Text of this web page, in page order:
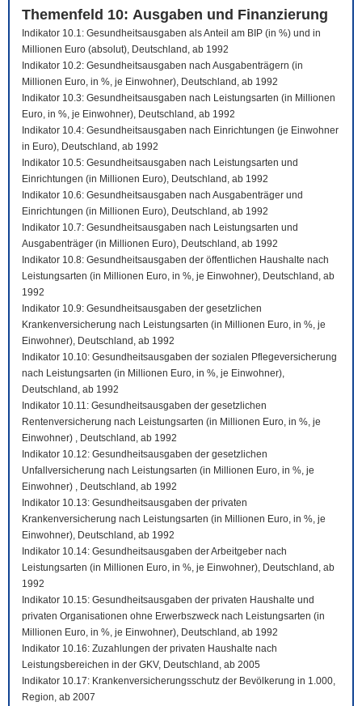
Themenfeld 10: Ausgaben und Finanzierung
Indikator 10.1: Gesundheitsausgaben als Anteil am BIP (in %) und in
Millionen Euro (absolut), Deutschland, ab 1992
Indikator 10.2: Gesundheitsausgaben nach Ausgabenträgern (in
Millionen Euro, in %, je Einwohner), Deutschland, ab 1992
Indikator 10.3: Gesundheitsausgaben nach Leistungsarten (in Millionen
Euro, in %, je Einwohner), Deutschland, ab 1992
Indikator 10.4: Gesundheitsausgaben nach Einrichtungen (je Einwohner
in Euro), Deutschland, ab 1992
Indikator 10.5: Gesundheitsausgaben nach Leistungsarten und
Einrichtungen (in Millionen Euro), Deutschland, ab 1992
Indikator 10.6: Gesundheitsausgaben nach Ausgabenträger und
Einrichtungen (in Millionen Euro), Deutschland, ab 1992
Indikator 10.7: Gesundheitsausgaben nach Leistungsarten und
Ausgabenträger (in Millionen Euro), Deutschland, ab 1992
Indikator 10.8: Gesundheitsausgaben der öffentlichen Haushalte nach
Leistungsarten (in Millionen Euro, in %, je Einwohner), Deutschland, ab
1992
Indikator 10.9: Gesundheitsausgaben der gesetzlichen
Krankenversicherung nach Leistungsarten (in Millionen Euro, in %, je
Einwohner), Deutschland, ab 1992
Indikator 10.10: Gesundheitsausgaben der sozialen Pflegeversicherung
nach Leistungsarten (in Millionen Euro, in %, je Einwohner),
Deutschland, ab 1992
Indikator 10.11: Gesundheitsausgaben der gesetzlichen
Rentenversicherung nach Leistungsarten (in Millionen Euro, in %, je
Einwohner) , Deutschland, ab 1992
Indikator 10.12: Gesundheitsausgaben der gesetzlichen
Unfallversicherung nach Leistungsarten (in Millionen Euro, in %, je
Einwohner) , Deutschland, ab 1992
Indikator 10.13: Gesundheitsausgaben der privaten
Krankenversicherung nach Leistungsarten (in Millionen Euro, in %, je
Einwohner), Deutschland, ab 1992
Indikator 10.14: Gesundheitsausgaben der Arbeitgeber nach
Leistungsarten (in Millionen Euro, in %, je Einwohner), Deutschland, ab
1992
Indikator 10.15: Gesundheitsausgaben der privaten Haushalte und
privaten Organisationen ohne Erwerbszweck nach Leistungsarten (in
Millionen Euro, in %, je Einwohner), Deutschland, ab 1992
Indikator 10.16: Zuzahlungen der privaten Haushalte nach
Leistungsbereichen in der GKV, Deutschland, ab 2005
Indikator 10.17: Krankenversicherungsschutz der Bevölkerung in 1.000,
Region, ab 2007